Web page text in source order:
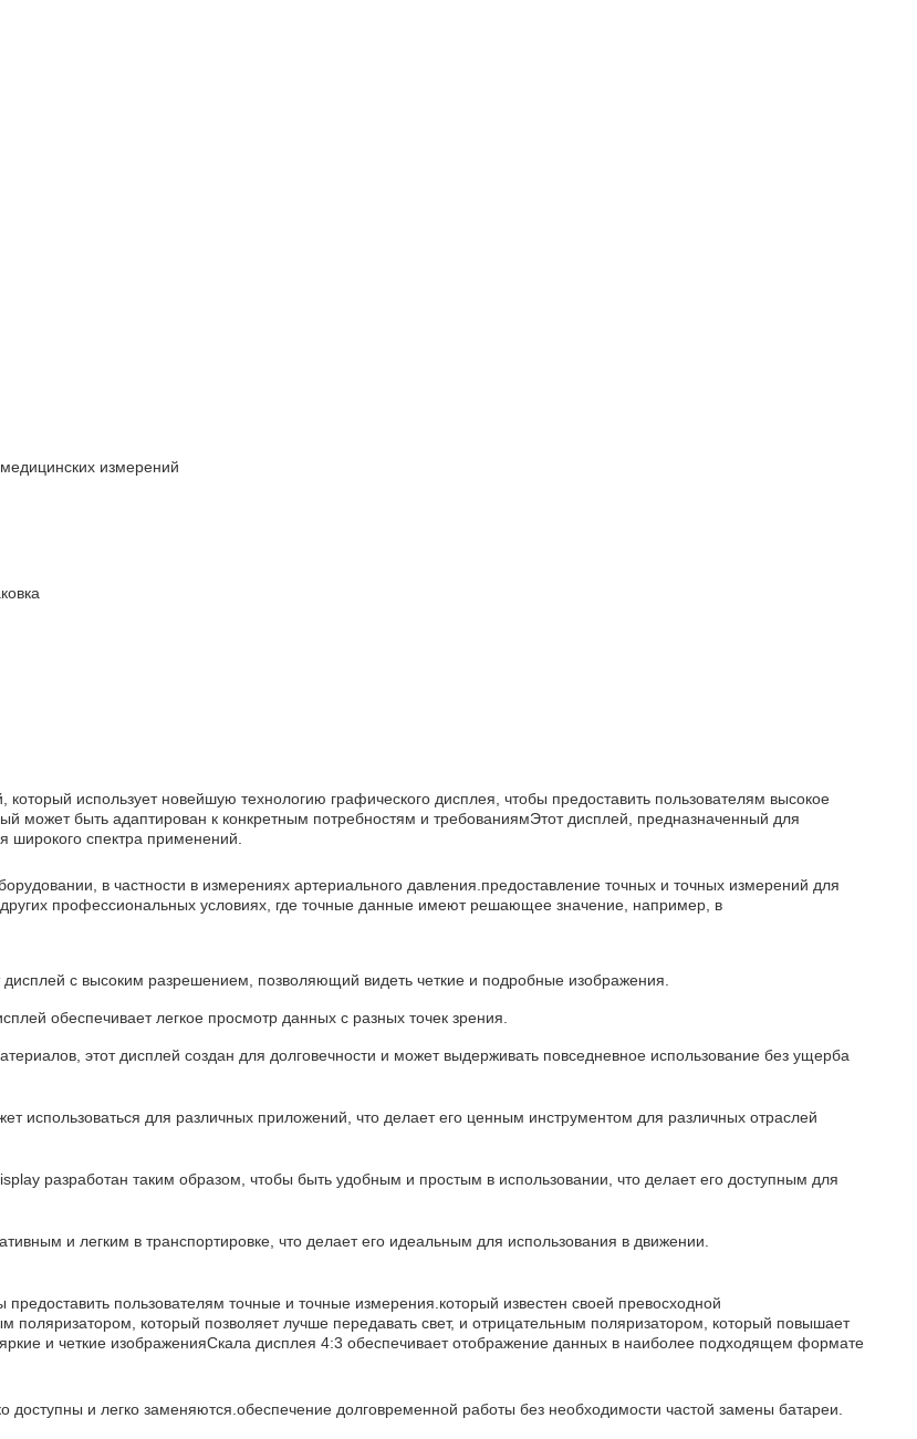
измерений
использует новейшую технологию графического дисплея, чтобы предоставить пользователям высокое
может быть адаптирован к конкретным потребностям и требованиямЭтот дисплей, предназначенный для
широкого спектра применений.
в частности в измерениях артериального давления.предоставление точных и точных измерений для
профессиональных условиях, где точные данные имеют решающее значение, например, в
с высоким разрешением, позволяющий видеть четкие и подробные изображения.
обеспечивает легкое просмотр данных с разных точек зрения.
этот дисплей создан для долговечности и может выдерживать повседневное использование без ущерба
использоваться для различных приложений, что делает его ценным инструментом для различных отраслей
разработан таким образом, чтобы быть удобным и простым в использовании, что делает его доступным для
и легким в транспортировке, что делает его идеальным для использования в движении.
пользователям точные и точные измерения.который известен своей превосходной
поляризатором, который позволяет лучше передавать свет, и отрицательным поляризатором, который повышает
и четкие изображенияСкала дисплея 4:3 обеспечивает отображение данных в наиболее подходящем формате
доступны и легко заменяются.обеспечение долговременной работы без необходимости частой замены батареи.